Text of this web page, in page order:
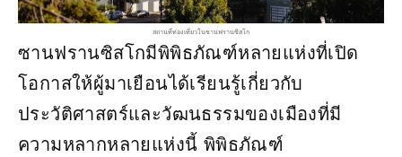
สถานที่ท่องเที่ยวในซานฟรานซิสโก
ซานฟรานซิสโกมีพิพิธภัณฑ์หลายแห่งที่เปิด
โอกาสให้ผู้มาเยือนได้เรียนรู้เกี่ยวกับ
ประวัติศาสตร์และวัฒนธรรมของเมืองที่มี
ความหลากหลายแห่งนี้ พิพิธภัณฑ์